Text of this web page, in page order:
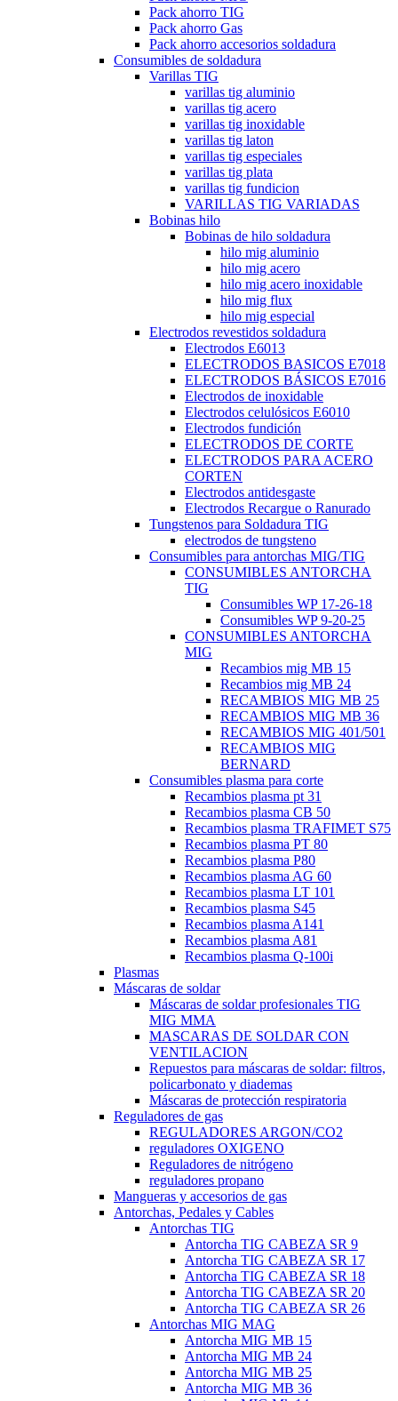
Pack ahorro TIG
Pack ahorro Gas
Pack ahorro accesorios soldadura
Consumibles de soldadura
Varillas TIG
varillas tig aluminio
varillas tig acero
varillas tig inoxidable
varillas tig laton
varillas tig especiales
varillas tig plata
varillas tig fundicion
VARILLAS TIG VARIADAS
Bobinas hilo
Bobinas de hilo soldadura
hilo mig aluminio
hilo mig acero
hilo mig acero inoxidable
hilo mig flux
hilo mig especial
Electrodos revestidos soldadura
Electrodos E6013
ELECTRODOS BASICOS E7018
ELECTRODOS BÁSICOS E7016
Electrodos de inoxidable
Electrodos celulósicos E6010
Electrodos fundición
ELECTRODOS DE CORTE
ELECTRODOS PARA ACERO
CORTEN
Electrodos antidesgaste
Electrodos Recargue o Ranurado
Tungstenos para Soldadura TIG
electrodos de tungsteno
Consumibles para antorchas MIG/TIG
CONSUMIBLES ANTORCHA
TIG
Consumibles WP 17-26-18
Consumibles WP 9-20-25
CONSUMIBLES ANTORCHA
MIG
Recambios mig MB 15
Recambios mig MB 24
RECAMBIOS MIG MB 25
RECAMBIOS MIG MB 36
RECAMBIOS MIG 401/501
RECAMBIOS MIG
BERNARD
Consumibles plasma para corte
Recambios plasma pt 31
Recambios plasma CB 50
Recambios plasma TRAFIMET S75
Recambios plasma PT 80
Recambios plasma P80
Recambios plasma AG 60
Recambios plasma LT 101
Recambios plasma S45
Recambios plasma A141
Recambios plasma A81
Recambios plasma Q-100i
Plasmas
Máscaras de soldar
Máscaras de soldar profesionales TIG
MIG MMA
MASCARAS DE SOLDAR CON
VENTILACION
Repuestos para máscaras de soldar: filtros,
policarbonato y diademas
Máscaras de protección respiratoria
Reguladores de gas
REGULADORES ARGON/CO2
reguladores OXIGENO
Reguladores de nitrógeno
reguladores propano
Mangueras y accesorios de gas
Antorchas, Pedales y Cables
Antorchas TIG
Antorcha TIG CABEZA SR 9
Antorcha TIG CABEZA SR 17
Antorcha TIG CABEZA SR 18
Antorcha TIG CABEZA SR 20
Antorcha TIG CABEZA SR 26
Antorchas MIG MAG
Antorcha MIG MB 15
Antorcha MIG MB 24
Antorcha MIG MB 25
Antorcha MIG MB 36